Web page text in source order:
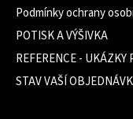
Podmínky ochrany
POTISK A VÝŠIVKA
REFERENCE - UKÁZKY
STAV VAŠÍ